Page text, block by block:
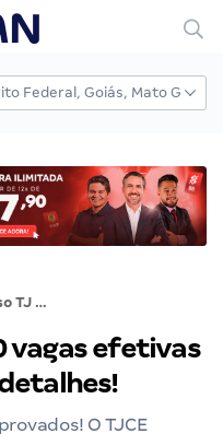
Concurso TJ CE: 620 vagas efetivas aprovadas. Veja os detalhes!
vagas efetivas
O TJCE